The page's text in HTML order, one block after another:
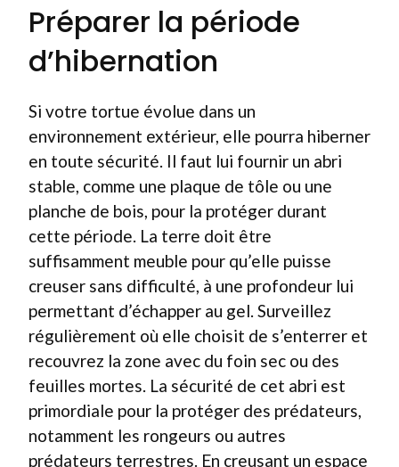
Préparer la période
d’hibernation
Si votre tortue évolue dans un
environnement extérieur, elle pourra hiberner
en toute sécurité. Il faut lui fournir un abri
stable, comme une plaque de tôle ou une
planche de bois, pour la protéger durant
cette période. La terre doit être
suffisamment meuble pour qu’elle puisse
creuser sans difficulté, à une profondeur lui
permettant d’échapper au gel. Surveillez
régulièrement où elle choisit de s’enterrer et
recouvrez la zone avec du foin sec ou des
feuilles mortes. La sécurité de cet abri est
primordiale pour la protéger des prédateurs,
notamment les rongeurs ou autres
prédateurs terrestres. En creusant un espace